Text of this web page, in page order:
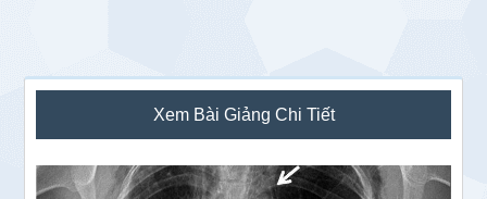
Sidebar
chính
Xem Bài Giảng Chi Tiết